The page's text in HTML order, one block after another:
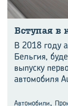
Всту­пая в
В 2018 году
Бельгия,
выпуску
автомобиля
Автомобили,